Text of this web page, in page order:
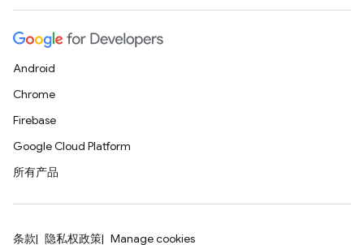
Android
Chrome
Firebase
Google Cloud Platform
所有产品
条款 隐私权政策 Manage cookies